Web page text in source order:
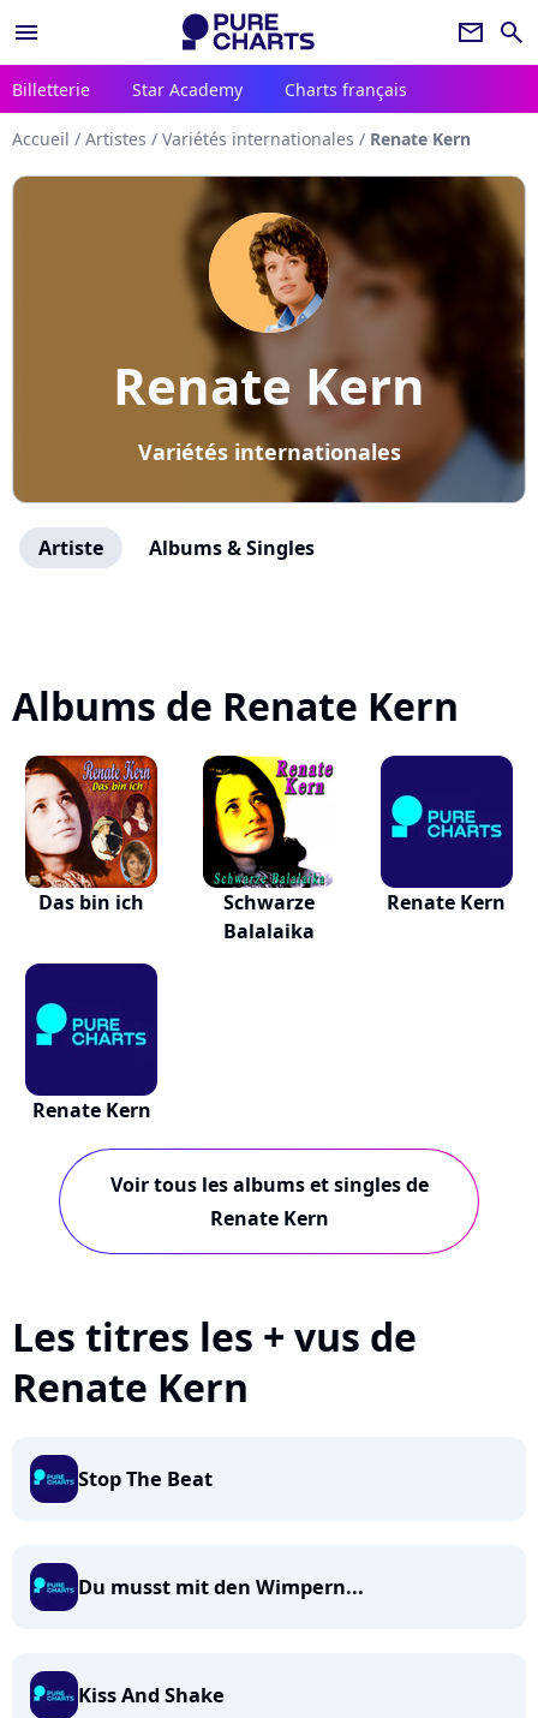
menu newsletter search
Billetterie Star Academy Charts français
Accueil / Artistes / Variétés internationales / Renate Kern
Renate Kern
Variétés internationales
Artiste Albums & Singles
Albums de Renate Kern
Das bin ich
Schwarze
Balalaika
Renate Kern
Renate Kern
Voir tous les albums et singles de
Renate Kern
Les titres les + vus de
Renate Kern
Stop The Beat
Du musst mit den Wimpern...
Kiss And Shake